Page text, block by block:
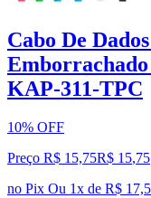
Cabo De
KAP-311-TPC
10% OFF
Preço R$ 15,75R$ 15,75
no Pix Ou 1x de R$